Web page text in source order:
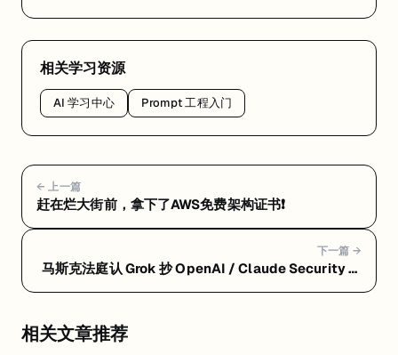
相关学习资源
AI 学习中心 Prompt 工程入门
← 上一篇
赶在烂大街前，拿下了AWS免费架构证书❗
下一篇 →
马斯克法庭认 Grok 抄 OpenAI / Claude Security 公
相关文章推荐